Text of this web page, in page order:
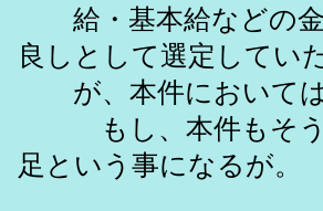
給・基本給などの金
良しとして選定してい
が、本件においては
もし、本件もそう
足という事になるが。